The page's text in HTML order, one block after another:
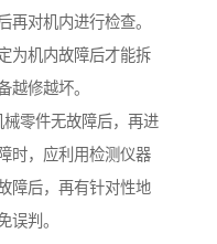
再对机内进行检查。
为机内故障后才能拆
越修越坏。
零件无故障后，再进
时，应利用检测仪器
障后，再有针对性地
误判。